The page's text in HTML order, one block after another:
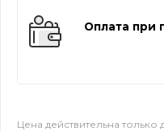
Оплата при
Цена действительна